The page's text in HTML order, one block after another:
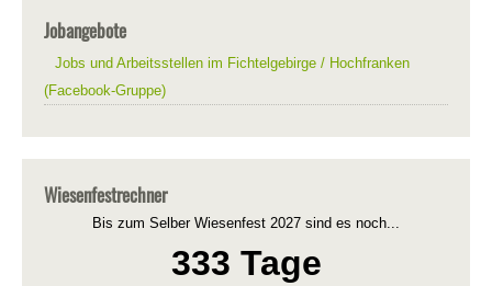
Jobangebote
Jobs und Arbeitsstellen im Fichtelgebirge / Hochfranken
(Facebook-Gruppe)
Wiesenfestrechner
Bis zum Selber Wiesenfest 2027 sind es noch...
333 Tage